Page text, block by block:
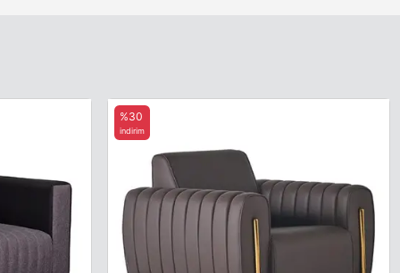
%30
indirim